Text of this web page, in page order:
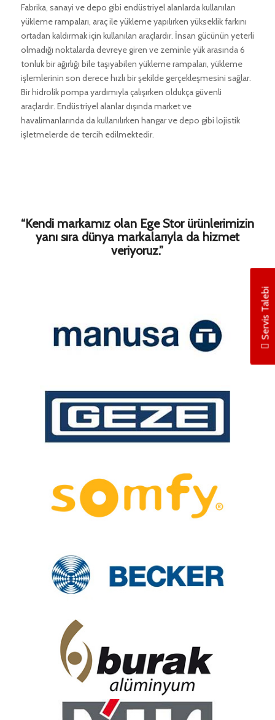
Fabrika, sanayi ve depo gibi endüstriyel alanlarda kullanılan
yükleme rampaları, araç ile yükleme yapılırken yükseklik farkını
ortadan kaldırmak için kullanılan araçlardır. İnsan gücünün yeterli
olmadığı noktalarda devreye giren ve zeminle yük arasında 6
tonluk bir ağırlığı bile taşıyabilen yükleme rampaları, yükleme
işlemlerinin son derece hızlı bir şekilde gerçekleşmesini sağlar.
Bir hidrolik pompa yardımıyla çalışırken oldukça güvenli
araçlardır. Endüstriyel alanlar dışında market ve
havalimanlarında da kullanılırken hangar ve depo gibi lojistik
işletmelerde de tercih edilmektedir.
“Kendi markamız olan Ege Stor ürünlerimizin
yanı sıra dünya markalarıyla da hizmet
veriyoruz.”
Servis Talebi